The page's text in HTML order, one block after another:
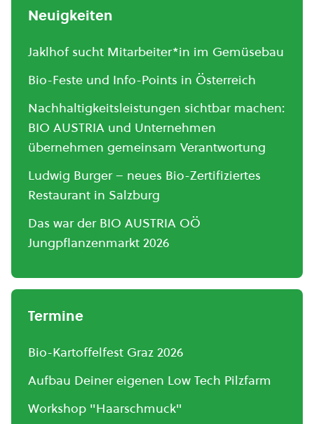
Neuigkeiten
Jaklhof sucht Mitarbeiter*in im Gemüsebau
Bio-Feste und Info-Points in Österreich
Nachhaltigkeitsleistungen sichtbar machen:
BIO AUSTRIA und Unternehmen
übernehmen gemeinsam Verantwortung
Ludwig Burger – neues Bio-Zertifiziertes
Restaurant in Salzburg
Das war der BIO AUSTRIA OÖ
Jungpflanzenmarkt 2026
Termine
Bio-Kartoffelfest Graz 2026
Aufbau Deiner eigenen Low Tech Pilzfarm
Workshop "Haarschmuck"